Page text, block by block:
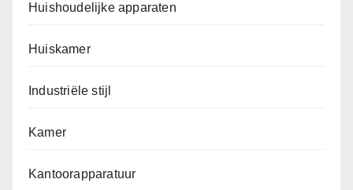
Huishoudelijke apparaten
Huiskamer
Industriële stijl
Kamer
Kantoorapparatuur